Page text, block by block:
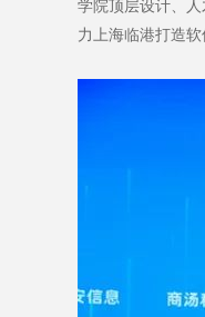
学院顶层设计、
力上海临港打造软